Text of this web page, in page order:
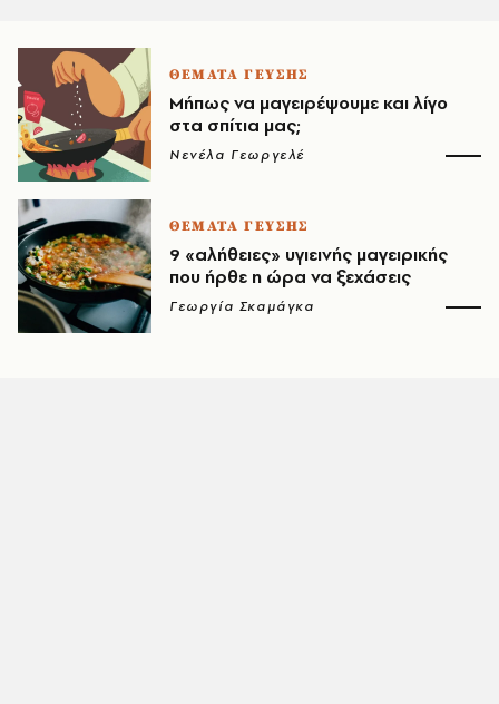
ΘΕΜΑΤΑ ΓΕΥΣΗΣ
Μήπως να μαγειρέψουμε και λίγο
στα σπίτια μας;
Νενέλα Γεωργελέ
ΘΕΜΑΤΑ ΓΕΥΣΗΣ
9 «αλήθειες» υγιεινής μαγειρικής
που ήρθε η ώρα να ξεχάσεις
Γεωργία Σκαμάγκα